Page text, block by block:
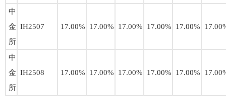
中
金
所
IH2507 17.00% 17.00% 17.00% 17.00% 17.00%
中
金
所
IH2508 17.00% 17.00% 17.00% 17.00% 17.00%